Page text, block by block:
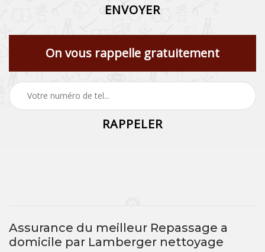
On vous rappelle gratuitement
Assurance du meilleur Repassage a
domicile par Lamberger nettoyage